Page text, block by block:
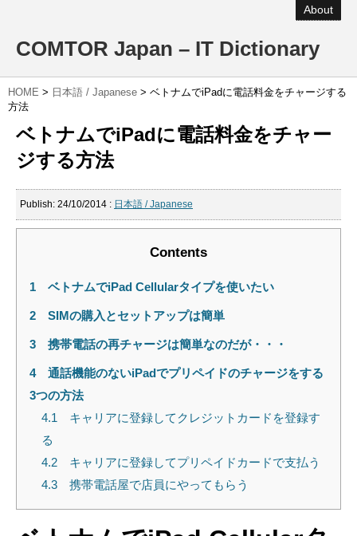
About
COMTOR Japan – IT Dictionary
HOME > 日本語 / Japanese > ベトナムでiPadに電話料金をチャージする
方法
ベトナムでiPadに電話料金をチャー
ジする方法
Publish: 24/10/2014 : 日本語 / Japanese
Contents
1 ベトナムでiPad Cellularタイプを使いたい
2 SIMの購入とセットアップは簡単
3 携帯電話の再チャージは簡単なのだが・・・
4
通話機能のないiPadでプリペイドのチャージをする
3つの方法
4.1
キャリアに登録してクレジットカードを登録す
る
4.2
キャリアに登録してプリペイドカードで支払う
4.3
携帯電話屋で店員にやってもらう